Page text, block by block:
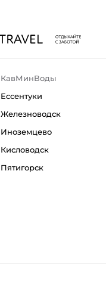
КавМинВоды
Ессентуки
Железноводск
Иноземцево
Кисловодск
Пятигорск